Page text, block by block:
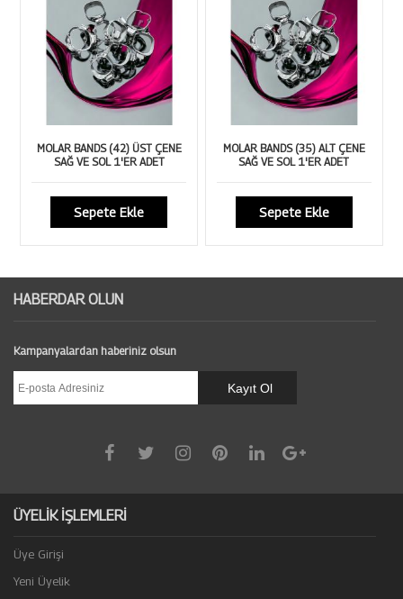
MOLAR BANDS (42) ÜST ÇENE
SAĞ VE SOL 1'ER ADET
Sepete Ekle
MOLAR BANDS (35) ALT ÇENE
SAĞ VE SOL 1'ER ADET
Sepete Ekle
HABERDAR OLUN
Kampanyalardan haberiniz olsun
ÜYELİK İŞLEMLERİ
Üye Girişi
Yeni Üyelik